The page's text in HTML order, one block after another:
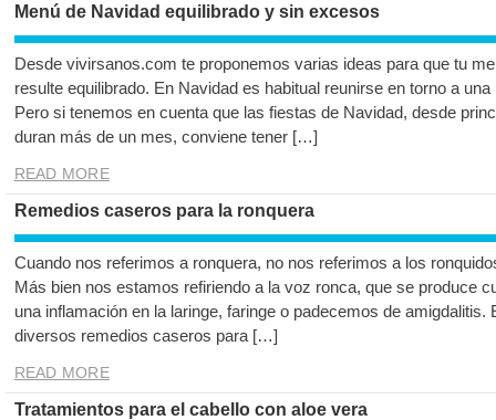
Menú de Navidad equilibrado y sin excesos
Desde vivirsanos.com te proponemos varias ideas para que tu
resulte equilibrado. En Navidad es habitual reunirse en torno a
Pero si tenemos en cuenta que las fiestas de Navidad, desde
duran más de un mes, conviene tener […]
READ MORE
Remedios caseros para la ronquera
Cuando nos referimos a ronquera, no nos referimos a los
Más bien nos estamos refiriendo a la voz ronca, que se produce
una inflamación en la laringe, faringe o padecemos de
diversos remedios caseros para […]
READ MORE
Tratamientos para el cabello con aloe vera